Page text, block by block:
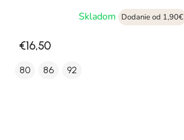
Skladom Dodanie od 1,90€
€16,50
80 86 92